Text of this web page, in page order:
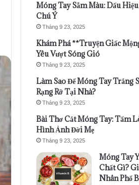
Móng Tay Sẫm Màu: Dấu
Chú Ý
Tháng 9 23, 2025
Khám Phá **Truyện Giấc
Yêu Vượt Sóng Gió
Tháng 9 23, 2025
Làm Sao Để Móng Tay Trắng
Rạng Rỡ Tại Nhà?
Tháng 9 23, 2025
Bài Thơ Cắt Móng Tay: Tấm
Hình Ảnh Đời Mẹ
Tháng 9 23, 2025
Móng Tay
Chất Gì?
Nhân Phổ